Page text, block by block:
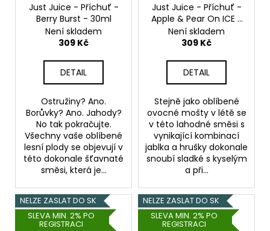
Just Juice - Příchuť -
Berry Burst - 30ml
Není skladem
309 Kč
DETAIL
Ostružiny? Ano.
Borůvky? Ano. Jahody?
No tak pokračujte.
Všechny vaše oblíbené
lesní plody se objevují v
této dokonale šťavnaté
směsi, která je...
Just Juice - Příchuť -
Apple & Pear On ICE -
30ml
Není skladem
309 Kč
DETAIL
Stejně jako oblíbené
ovocné mošty v létě se
v této lahodné směsi s
vynikající kombinací
jablka a hrušky dokonale
snoubí sladké s kyselým
a při...
NELZE ZASLAT DO SK
SLEVA MIN. 2% PO
REGISTRACI
NELZE ZASLAT DO SK
SLEVA MIN. 2% PO
REGISTRACI